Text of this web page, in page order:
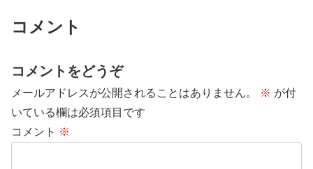
コメント
コメントをどうぞ
メールアドレスが公開されることはありません。 ※ が付
いている欄は必須項目です
コメント ※